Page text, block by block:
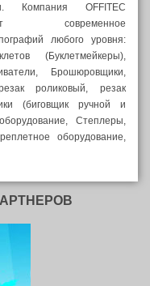
Компания OFFITEC
современное
любого уровня:
(Буклетмейкеры),
Брошюровщики,
роликовый, резак
(биговщик ручной и
Степлеры,
оборудование,